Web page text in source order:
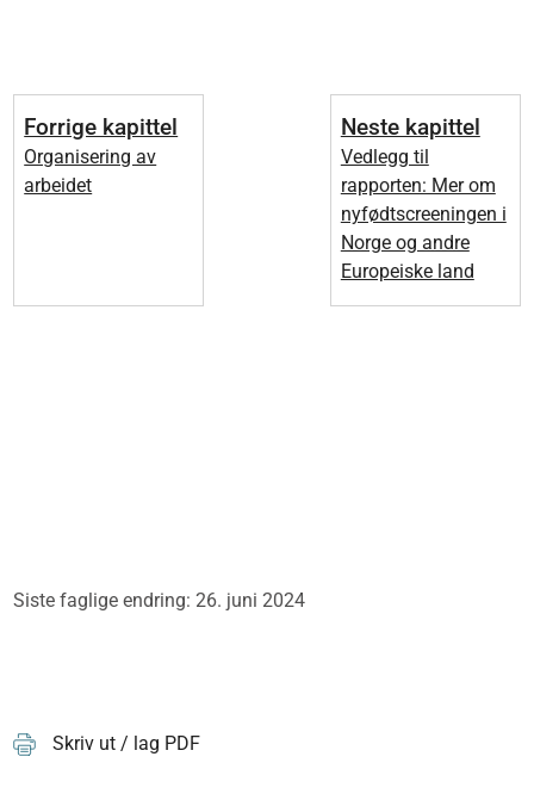
Forrige kapittel
Organisering av
arbeidet
Neste kapittel
Vedlegg til
rapporten: Mer om
nyfødtscreeningen i
Norge og andre
Europeiske land
Siste faglige endring: 26. juni 2024
Skriv ut / lag PDF